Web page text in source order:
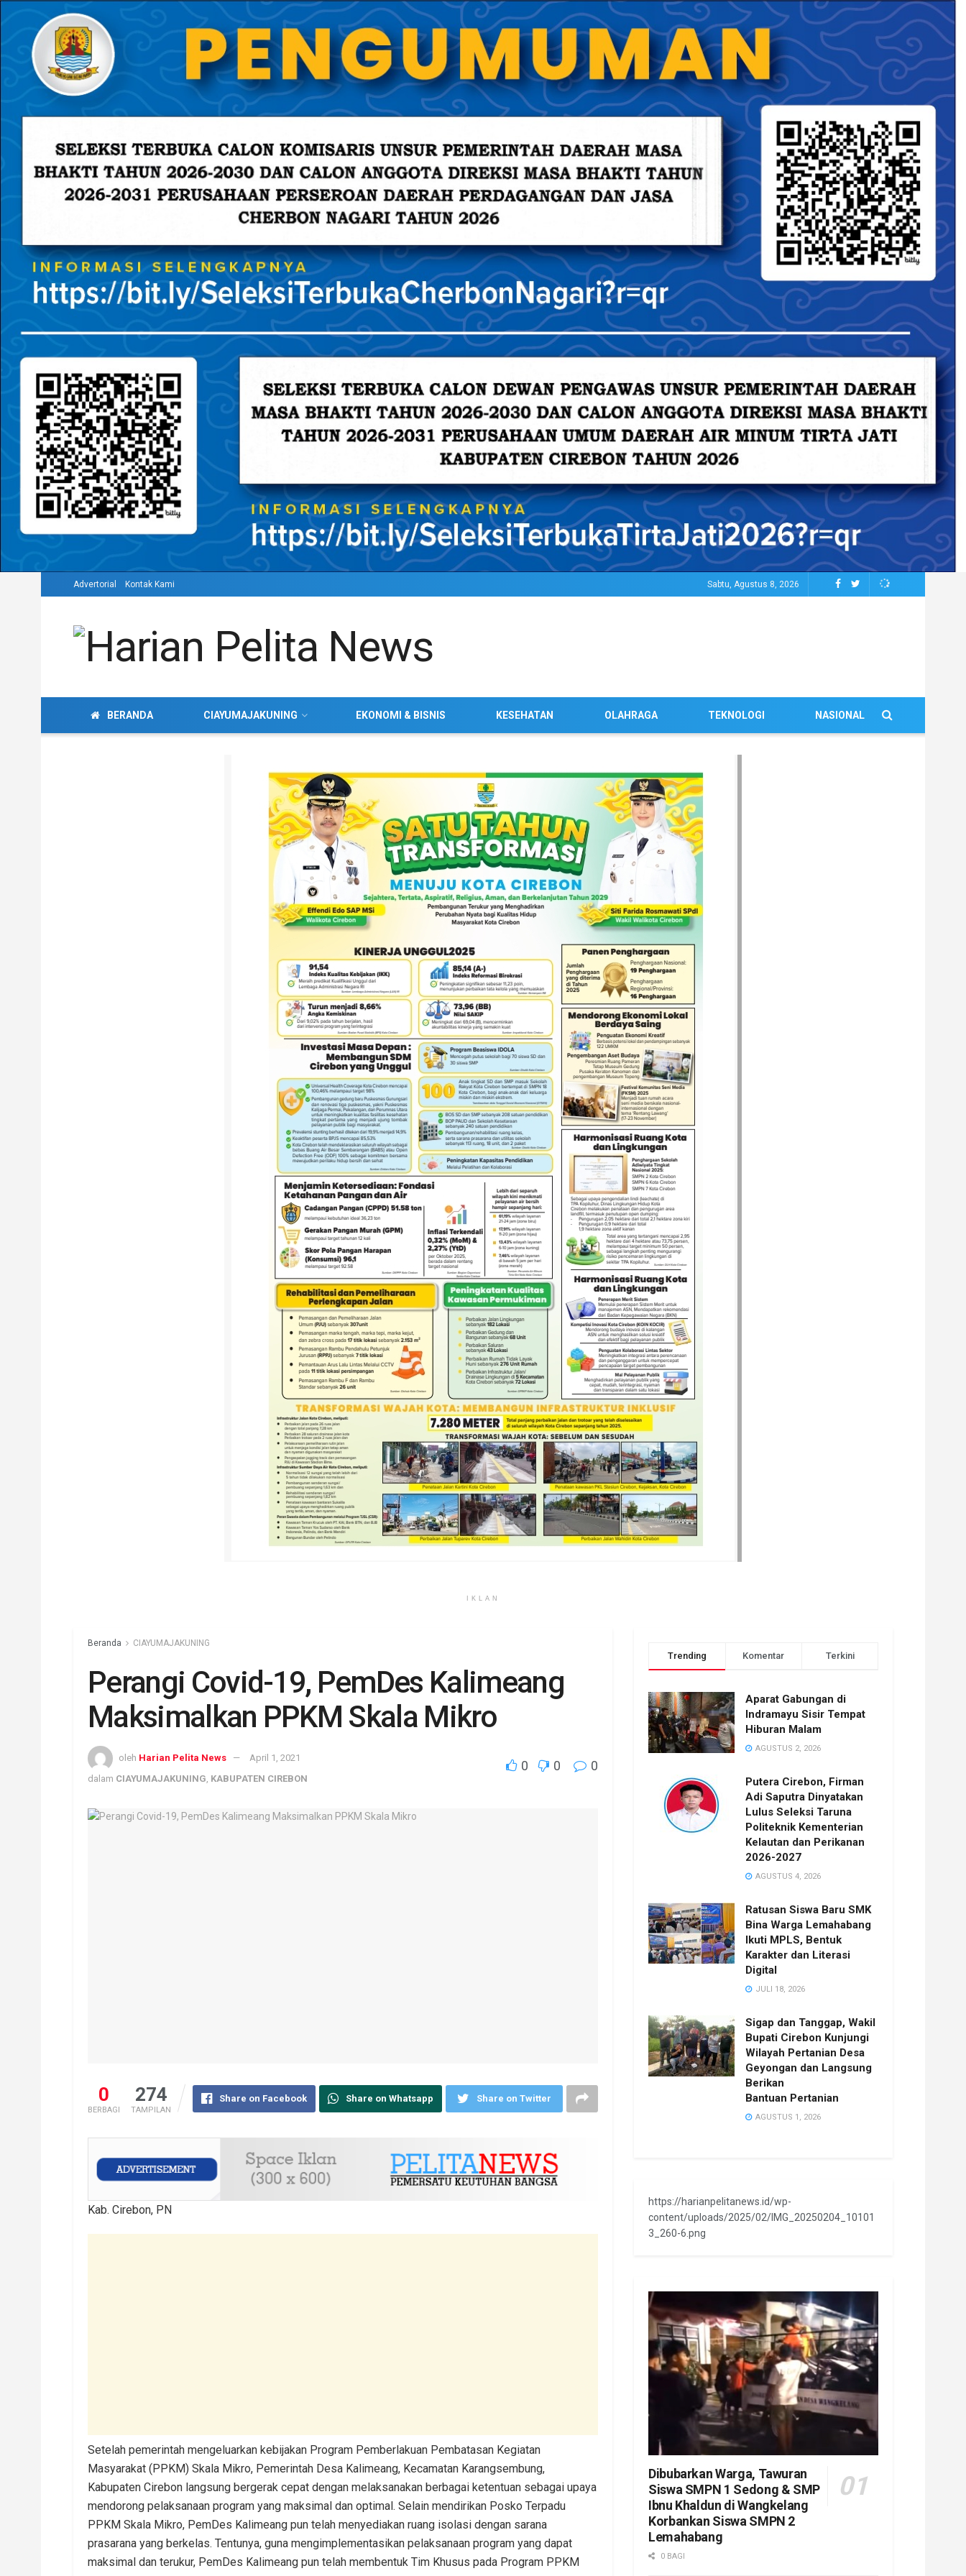
Advertorial Kontak Kami Sabtu, Agustus 8, 2026
BERANDA CIAYUMAJAKUNING EKONOMI & BISNIS KESEHATAN OLAHRAGA TEKNOLOGI NASIONAL
IKLAN
Beranda CIAYUMAJAKUNING
Perangi Covid-19, PemDes Kalimeang
Maksimalkan PPKM Skala Mikro
oleh Harian Pelita News
April 1, 2021
dalam CIAYUMAJAKUNING, KABUPATEN CIREBON
0 0 0
0
BERBAGI
274
TAMPILAN
Share on Facebook Share on Whatsapp Share on Twitter
Kab. Cirebon, PN
Setelah pemerintah mengeluarkan kebijakan Program Pemberlakuan Pembatasan Kegiatan
Masyarakat (PPKM) Skala Mikro, Pemerintah Desa Kalimeang, Kecamatan Karangsembung,
Kabupaten Cirebon langsung bergerak cepat dengan melaksanakan berbagai ketentuan sebagai upaya
mendorong pelaksanaan program yang maksimal dan optimal. Selain mendirikan Posko Terpadu
PPKM Skala Mikro, PemDes Kalimeang pun telah menyediakan ruang isolasi dengan sarana
prasarana yang berkelas. Tentunya, guna mengimplementasikan pelaksanaan program yang dapat
maksimal dan terukur, PemDes Kalimeang pun telah membentuk Tim Khusus pada Program PPKM
Trending Komentar Terkini
Aparat Gabungan di
Indramayu Sisir Tempat
Hiburan Malam
AGUSTUS 2, 2026
Putera Cirebon, Firman
Adi Saputra Dinyatakan
Lulus Seleksi Taruna
Politeknik Kementerian
Kelautan dan Perikanan
2026-2027
AGUSTUS 4, 2026
Ratusan Siswa Baru SMK
Bina Warga Lemahabang
Ikuti MPLS, Bentuk
Karakter dan Literasi
Digital
JULI 18, 2026
Sigap dan Tanggap, Wakil
Bupati Cirebon Kunjungi
Wilayah Pertanian Desa
Geyongan dan Langsung
Berikan
Bantuan Pertanian
AGUSTUS 1, 2026
https://harianpelitanews.id/wp-
content/uploads/2025/02/IMG_20250204_10101
3_260-6.png
Dibubarkan Warga, Tawuran
Siswa SMPN 1 Sedong & SMP
Ibnu Khaldun di Wangkelang
Korbankan Siswa SMPN 2
Lemahabang
0 BAGI